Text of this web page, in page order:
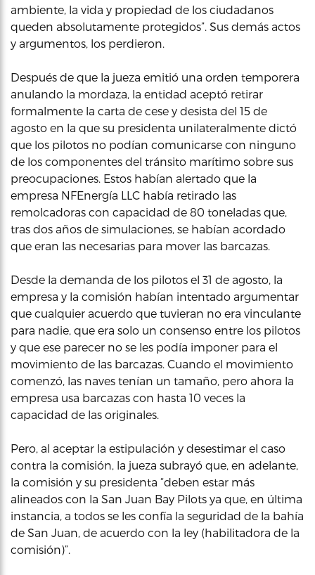
ambiente, la vida y propiedad de los ciudadanos
queden absolutamente protegidos”. Sus demás actos
y argumentos, los perdieron.
Después de que la jueza emitió una orden temporera
anulando la mordaza, la entidad aceptó retirar
formalmente la carta de cese y desista del 15 de
agosto en la que su presidenta unilateralmente dictó
que los pilotos no podían comunicarse con ninguno
de los componentes del tránsito marítimo sobre sus
preocupaciones. Estos habían alertado que la
empresa NFEnergía LLC había retirado las
remolcadoras con capacidad de 80 toneladas que,
tras dos años de simulaciones, se habían acordado
que eran las necesarias para mover las barcazas.
Desde la demanda de los pilotos el 31 de agosto, la
empresa y la comisión habían intentado argumentar
que cualquier acuerdo que tuvieran no era vinculante
para nadie, que era solo un consenso entre los pilotos
y que ese parecer no se les podía imponer para el
movimiento de las barcazas. Cuando el movimiento
comenzó, las naves tenían un tamaño, pero ahora la
empresa usa barcazas con hasta 10 veces la
capacidad de las originales.
Pero, al aceptar la estipulación y desestimar el caso
contra la comisión, la jueza subrayó que, en adelante,
la comisión y su presidenta “deben estar más
alineados con la San Juan Bay Pilots ya que, en última
instancia, a todos se les confía la seguridad de la bahía
de San Juan, de acuerdo con la ley (habilitadora de la
comisión)”.